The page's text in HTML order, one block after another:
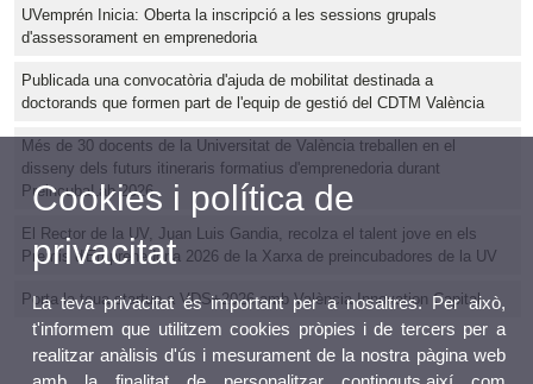
UVemprén Inicia: Oberta la inscripció a les sessions grupals
d'assessorament en emprenedoria
Publicada una convocatòria d'ajuda de mobilitat destinada a
doctorands que formen part de l'equip de gestió del CDTM València
Més de 30 docents de la Universitat de València treballen en el
disseny dels futurs itineraris formatius d'emprenedoria durant
PreincubaLab 2026
El Rector de la UV, Juan Luis Gandia, recolza el talent jove en els
Premis d'Emprenedoria 2026 de la Xarxa de preincubadores de la UV
Porta la teua startup a VDS+2026 amb València Innovation Capital
Cookies i política de
privacitat
La teva privacitat és important per a nosaltres. Per això,
t'informem que utilitzem cookies pròpies i de tercers per a
realitzar anàlisis d'ús i mesurament de la nostra pàgina web